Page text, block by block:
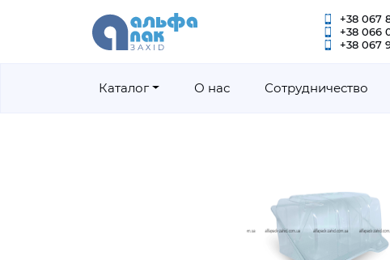
+38 067
+38 066
+38 067
Каталог О нас Сотрудничество